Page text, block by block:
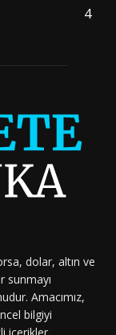
4
dolar, altın ve
sunmayı
Amacımız,
bilgiyi